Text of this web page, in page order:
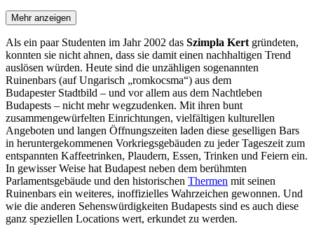
Mehr anzeigen
Als ein paar Studenten im Jahr 2002 das Szimpla Kert gründeten,
konnten sie nicht ahnen, dass sie damit einen nachhaltigen Trend
auslösen würden. Heute sind die unzähligen sogenannten
Ruinenbars (auf Ungarisch „romkocsma“) aus dem
Budapester Stadtbild – und vor allem aus dem Nachtleben
Budapests – nicht mehr wegzudenken. Mit ihren bunt
zusammengewürfelten Einrichtungen, vielfältigen kulturellen
Angeboten und langen Öffnungszeiten laden diese geselligen Bars
in heruntergekommenen Vorkriegsgebäuden zu jeder Tageszeit zum
entspannten Kaffeetrinken, Plaudern, Essen, Trinken und Feiern ein.
In gewisser Weise hat Budapest neben dem berühmten
Parlamentsgebäude und den historischen Thermen mit seinen
Ruinenbars ein weiteres, inoffizielles Wahrzeichen gewonnen. Und
wie die anderen Sehenswürdigkeiten Budapests sind es auch diese
ganz speziellen Locations wert, erkundet zu werden.